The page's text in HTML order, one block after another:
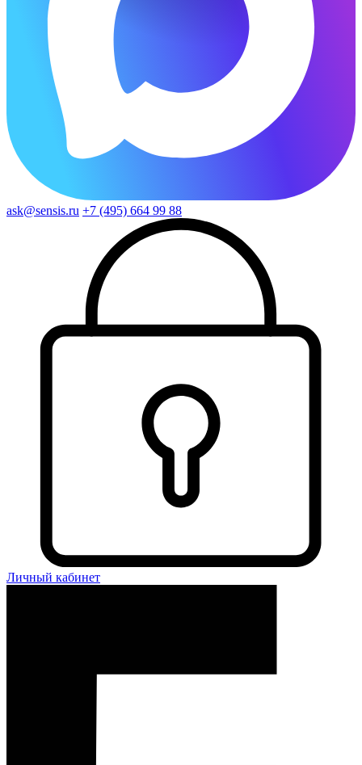
ask@sensis.ru +7 (495) 664 99 88
Личный кабинет